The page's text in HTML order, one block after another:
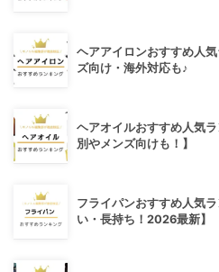
ヘアアイロンおすすめ人
ズ向け・海外対応も♪
ヘアオイルおすすめ人気
別やメンズ向けも！】
フライパンおすすめ人気
い・長持ち！2026最新】